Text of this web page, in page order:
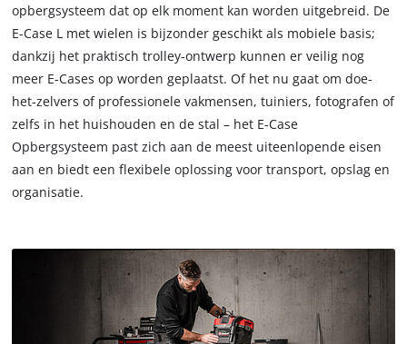
opbergsysteem dat op elk moment kan worden uitgebreid. De
E-Case L met wielen is bijzonder geschikt als mobiele basis;
dankzij het praktisch trolley-ontwerp kunnen er veilig nog
meer E-Cases op worden geplaatst. Of het nu gaat om doe-
het-zelvers of professionele vakmensen, tuiniers, fotografen of
zelfs in het huishouden en de stal – het E-Case
Opbergsysteem past zich aan de meest uiteenlopende eisen
aan en biedt een flexibele oplossing voor transport, opslag en
organisatie.